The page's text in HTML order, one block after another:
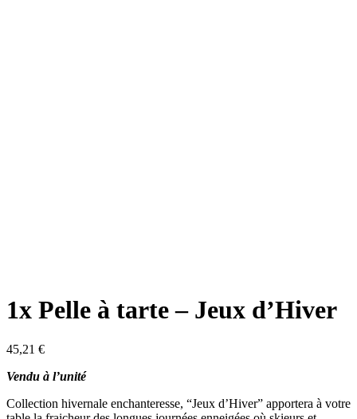
1x Pelle à tarte – Jeux d’Hiver
45,21 €
Vendu à l’unité
Collection hivernale enchanteresse, “Jeux d’Hiver” apportera à votre